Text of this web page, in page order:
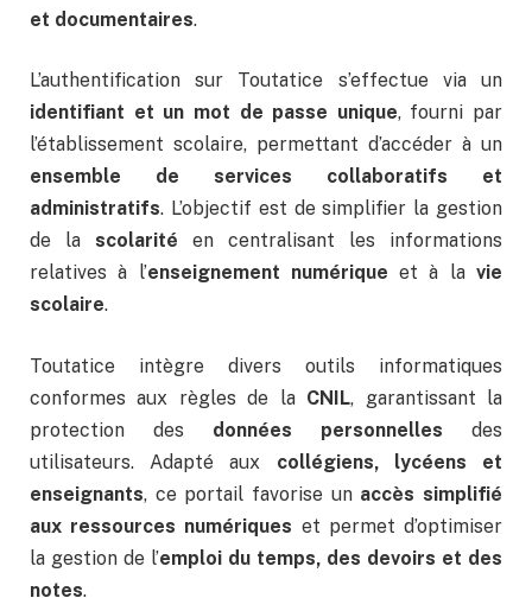
et documentaires.
L’authentification sur Toutatice s’effectue via un
identifiant et un mot de passe unique, fourni par
l’établissement scolaire, permettant d’accéder à un
ensemble de services collaboratifs et
administratifs. L’objectif est de simplifier la gestion
de la scolarité en centralisant les informations
relatives à l’enseignement numérique et à lavie
scolaire.
Toutatice intègre divers outils informatiques
conformes aux règles de la CNIL, garantissant la
protection des données personnelles des
utilisateurs. Adapté aux collégiens, lycéens et
enseignants, ce portail favorise un accès simplifié
aux ressources numériques et permet d’optimiser
la gestion de l’emploi du temps, des devoirs et des
notes.